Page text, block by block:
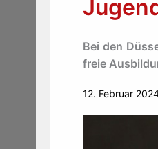
Bei den
freie
12. Februar